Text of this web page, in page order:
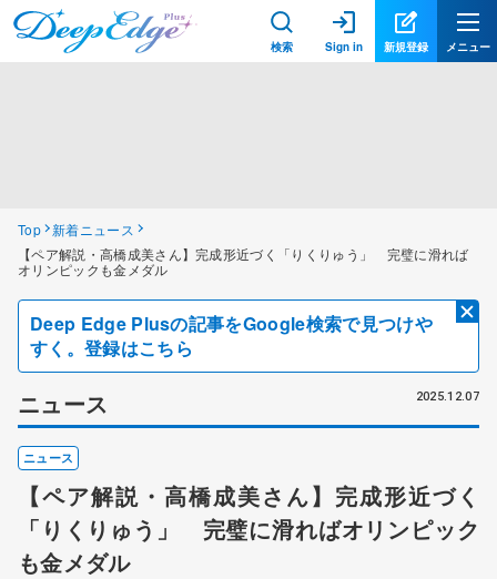
検索 Sign in 新規登録 メニュー
Top 新着ニュース
【ペア解説・高橋成美さん】完成形近づく「りくりゅう」 完璧に滑れば
オリンピックも金メダル
Deep Edge Plusの記事をGoogle検索で見つけや
すく。登録はこちら
ニュース 2025.12.07
ニュース
【ペア解説・高橋成美さん】完成形近づく
「りくりゅう」 完璧に滑ればオリンピック
も金メダル